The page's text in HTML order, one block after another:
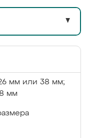
▼
мм или 38 мм;
мм